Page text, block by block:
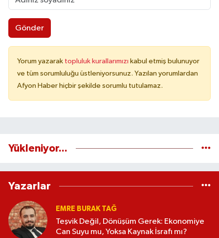
Gönder
Yorum yazarak topluluk kurallarımızı kabul etmiş bulunuyor
ve tüm sorumluluğu üstleniyorsunuz. Yazılan yorumlardan
Afyon Haber hiçbir şekilde sorumlu tutulamaz.
Yükleniyor...
Yazarlar
EMRE BURAK TAĞ
Teşvik Değil, Dönüşüm Gerek: Ekonomiye
Can Suyu mu, Yoksa Kaynak İsrafı mı?